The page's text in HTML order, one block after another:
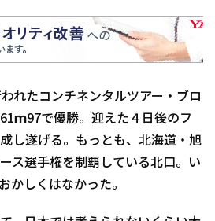
れたコンチネンタルツアー・ブロ
ｍ97で優勝。迎えた４日後のフ
し遂げる。もっとも、北海道・旭
ス選手権を制覇している北口。い
かしくはなかった。